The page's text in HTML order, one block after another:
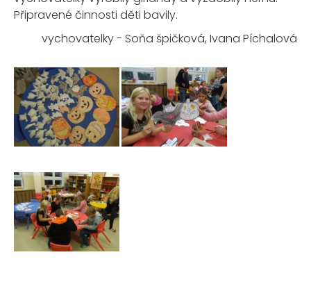
Připravené činnosti děti bavily.
vychovatelky - Soňa špičková, Ivana Píchalová